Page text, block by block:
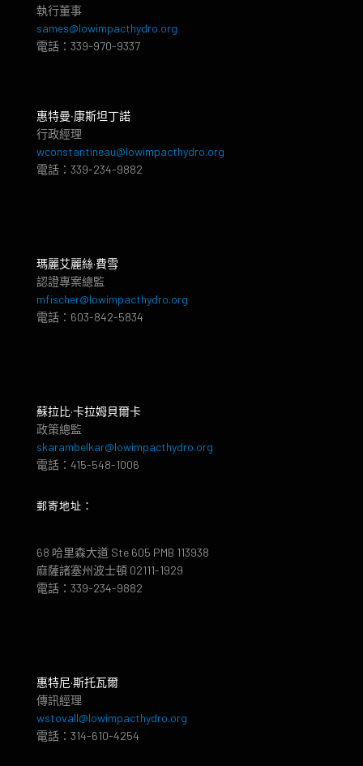
執行董事
sames@lowimpacthydro.org
電話：339-970-9337
惠特曼‧康斯坦丁諾
行政經理
wconstantineau@lowimpacthydro.org
電話：339-234-9882
瑪麗艾麗絲·費雪
認證專案總監
mfischer@lowimpacthydro.org
電話：603-842-5834
蘇拉比·卡拉姆貝爾卡
政策總監
skarambelkar@lowimpacthydro.org
電話：415-548-1006
郵寄地址：
68 哈里森大道 Ste 605 PMB 113938
麻薩諸塞州波士頓 02111-1929
電話：339-234-9882
惠特尼·斯托瓦爾
傳訊經理
wstovall@lowimpacthydro.org
電話：314-610-4254